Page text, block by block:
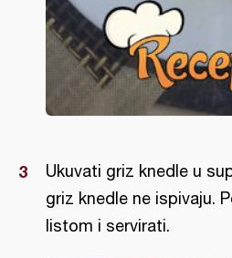
Ukuvati griz knedle u
griz knedle ne ispivaju.
listom i servirati.